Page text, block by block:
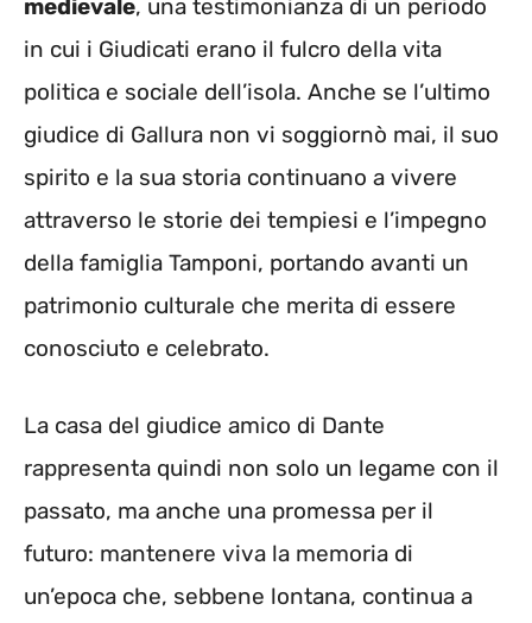
medievale, una testimonianza di un periodo
in cui i Giudicati erano il fulcro della vita
politica e sociale dell’isola. Anche se l’ultimo
giudice di Gallura non vi soggiornò mai, il suo
spirito e la sua storia continuano a vivere
attraverso le storie dei tempiesi e l’impegno
della famiglia Tamponi, portando avanti un
patrimonio culturale che merita di essere
conosciuto e celebrato.
La casa del giudice amico di Dante
rappresenta quindi non solo un legame con il
passato, ma anche una promessa per il
futuro: mantenere viva la memoria di
un’epoca che, sebbene lontana, continua a